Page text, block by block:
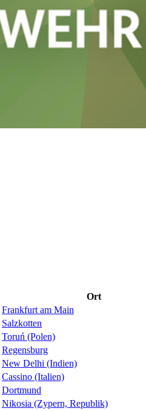
Ort
Frankfurt am Main
Salzkotten
Toruń (Polen)
Regensburg
New Delhi (Indien)
Cassino (Italien)
Dortmund
Nikosia (Zypern, Republik)